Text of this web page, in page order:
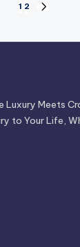
1 2
Luxury Meets
to Your Life,